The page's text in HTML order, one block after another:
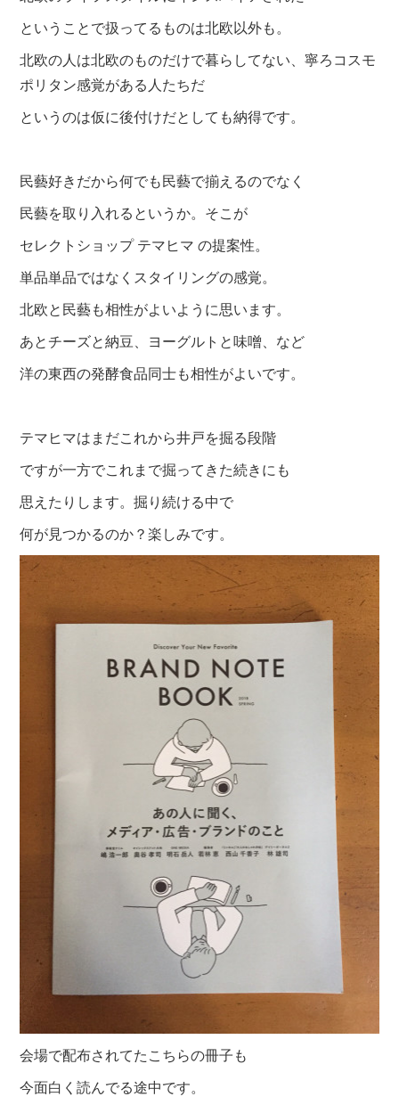
ということで扱ってるものは北欧以外も。
北欧の人は北欧のものだけで暮らしてない、寧ろコスモ
ポリタン感覚がある人たちだ
というのは仮に後付けだとしても納得です。
民藝好きだから何でも民藝で揃えるのでなく
民藝を取り入れるというか。そこが
セレクトショップ テマヒマ の提案性。
単品単品ではなくスタイリングの感覚。
北欧と民藝も相性がよいように思います。
あとチーズと納豆、ヨーグルトと味噌、など
洋の東西の発酵食品同士も相性がよいです。
テマヒマはまだこれから井戸を掘る段階
ですが一方でこれまで掘ってきた続きにも
思えたりします。掘り続ける中で
何が見つかるのか？楽しみです。
会場で配布されてたこちらの冊子も
今面白く読んでる途中です。